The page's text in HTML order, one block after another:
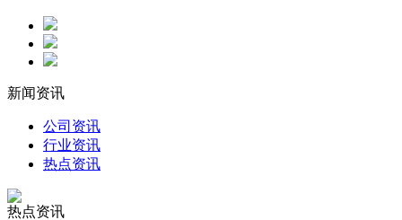
新闻资讯
公司资讯
行业资讯
热点资讯
热点资讯